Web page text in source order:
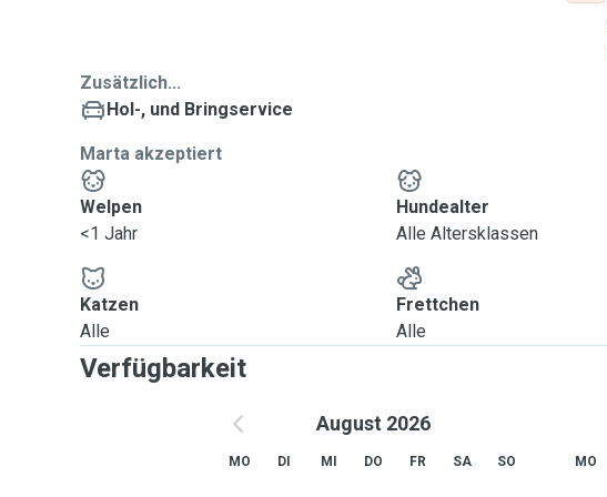
Zusätzlich...
Hol-, und Bringservice
Marta akzeptiert
Welpen
<1 Jahr
Hundealter
Alle Altersklassen
Katzen
Alle
Frettchen
Alle
Verfügbarkeit
August 2026
MO DI MI DO FR SA SO MO